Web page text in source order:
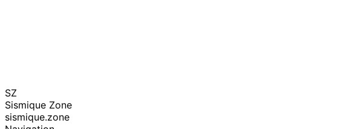
SZ
Sismique Zone
sismique.zone